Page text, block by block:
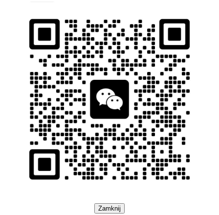
Zamknij